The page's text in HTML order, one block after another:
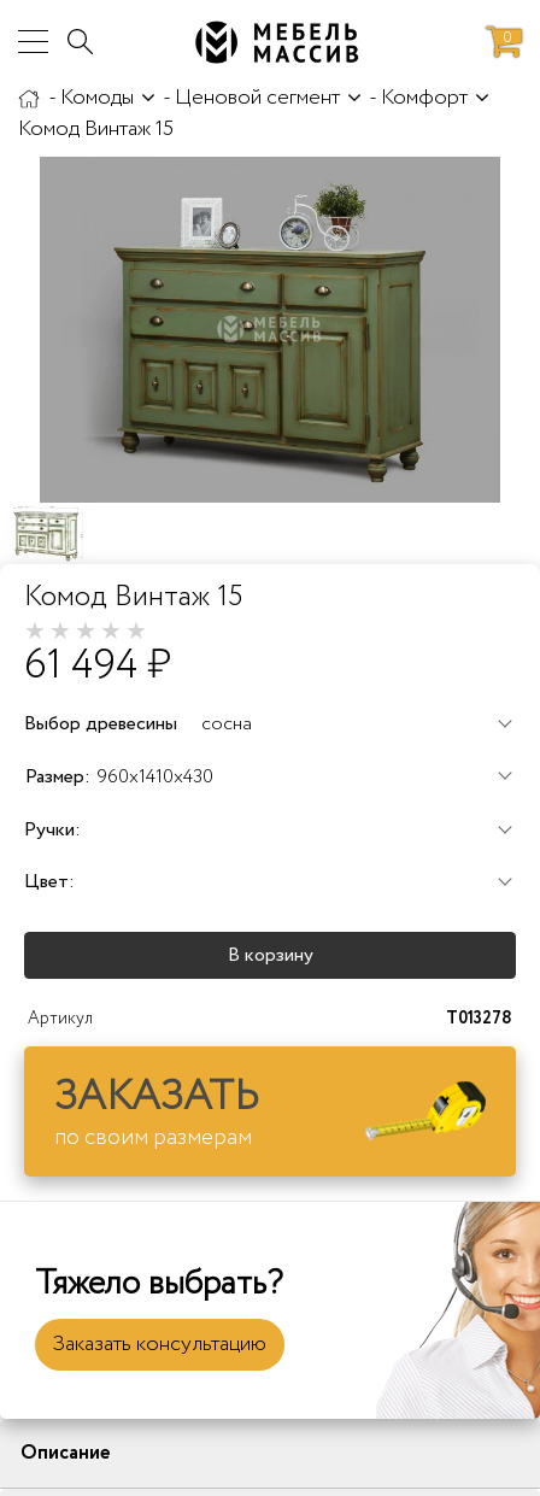
Доставка и сборка
0
- Комоды - Ценовой сегмент - Комфорт
Комод Винтаж 15
Комод Винтаж 15
61 494 ₽
Выбор древесины сосна
Размер: 960x1410x430
Ручки:
Цвет:
В корзину
Артикул T013278
ЗАКАЗАТЬ
по своим размерам
Тяжело выбрать?
Заказать консультацию
Описание